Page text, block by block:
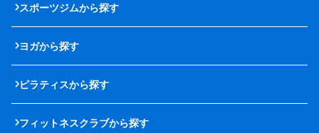
スポーツジムから探す
ヨガから探す
ピラティスから探す
フィットネスクラブから探す